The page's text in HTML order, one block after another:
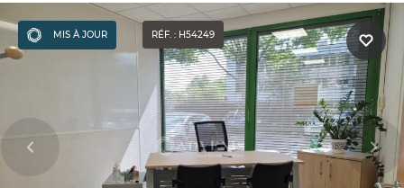
MIS À JOUR RÉF. : H54249